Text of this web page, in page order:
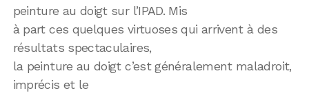
peinture au doigt sur l’IPAD. Mis
à part ces quelques virtuoses qui arrivent à des
résultats spectaculaires,
la peinture au doigt c’est généralement maladroit,
imprécis et le